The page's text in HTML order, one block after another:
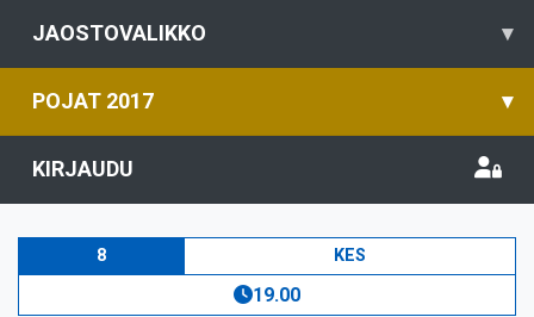
JAOSTOVALIKKO ▾
POJAT 2017 ▾
KIRJAUDU
8 KES
19.00